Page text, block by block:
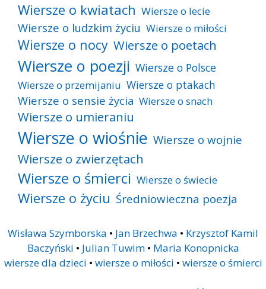
Wiersze o kwiatach Wiersze o lecie
Wiersze o ludzkim życiu Wiersze o miłości
Wiersze o nocy Wiersze o poetach
Wiersze o poezji Wiersze o Polsce
Wiersze o przemijaniu Wiersze o ptakach
Wiersze o sensie życia Wiersze o snach
Wiersze o umieraniu
Wiersze o wiośnie Wiersze o wojnie
Wiersze o zwierzętach
Wiersze o śmierci Wiersze o świecie
Wiersze o życiu Średniowieczna poezja
Wisława Szymborska • Jan Brzechwa • Krzysztof Kamil
Baczyński • Julian Tuwim• Maria Konopnicka
wiersze dla dzieci • wiersze o miłości • wiersze o śmierci